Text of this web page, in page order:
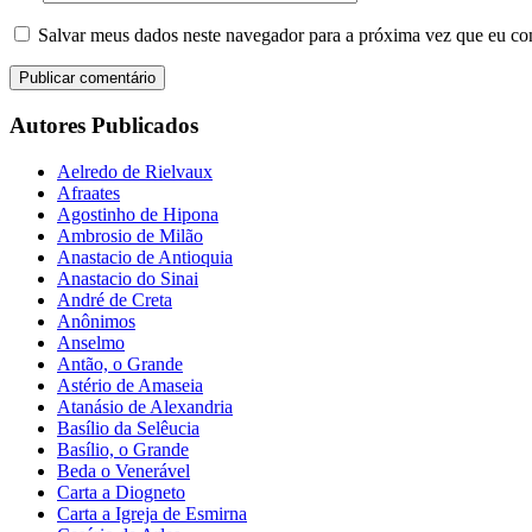
Salvar meus dados neste navegador para a próxima vez que eu
Autores Publicados
Aelredo de Rielvaux
Afraates
Agostinho de Hipona
Ambrosio de Milão
Anastacio de Antioquia
Anastacio do Sinai
André de Creta
Anônimos
Anselmo
Antão, o Grande
Astério de Amaseia
Atanásio de Alexandria
Basílio da Selêucia
Basílio, o Grande
Beda o Venerável
Carta a Diogneto
Carta a Igreja de Esmirna